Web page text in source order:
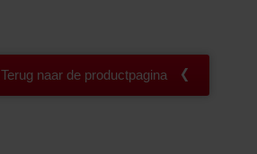
Terug naar de productpagina